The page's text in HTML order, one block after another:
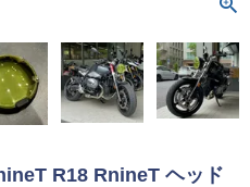
R18 RnineT ヘッド